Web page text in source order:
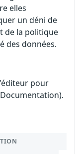
elles
un déni de
de la politique
des données.
pour